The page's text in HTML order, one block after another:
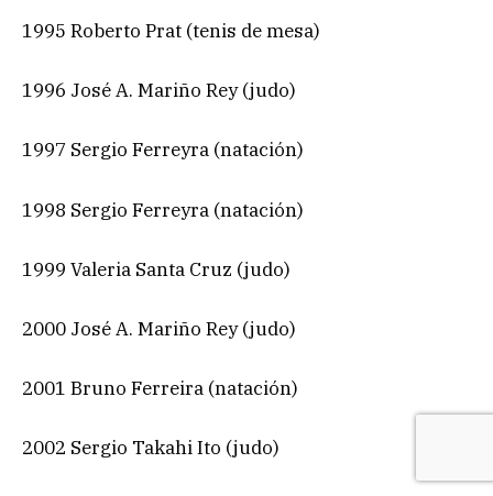
1995 Roberto Prat (tenis de mesa)
1996 José A. Mariño Rey (judo)
1997 Sergio Ferreyra (natación)
1998 Sergio Ferreyra (natación)
1999 Valeria Santa Cruz (judo)
2000 José A. Mariño Rey (judo)
2001 Bruno Ferreira (natación)
2002 Sergio Takahi Ito (judo)